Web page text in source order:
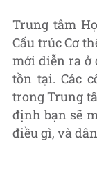
Trung tâm
Cấu trúc Cơ
mới diễn ra ở
tồn tại. Các
trong Trung
định bạn sẽ
điều gì, và